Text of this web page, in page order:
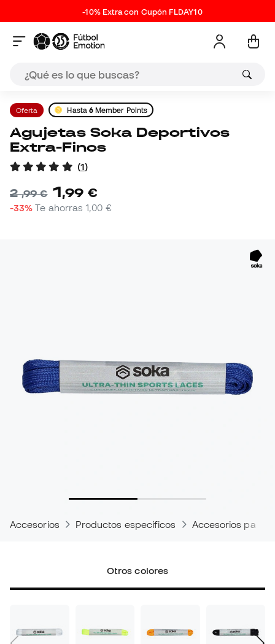
-10% Extra con Cupón FLDAY10
Oferta Hasta 6 Member Points
Agujetas Soka Deportivos
Extra-Finos
(1)
2,99 € 1,99 €
-33% Te ahorras1,00 €
Accesorios Productos específicos Accesorios para
Otros colores